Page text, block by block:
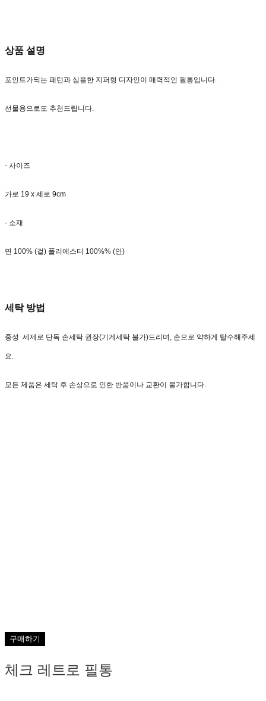
상품 설명
포인트가되는 패턴과 심플한 지퍼형 디자인이 매력적인 필통입니다.
선물용으로도 추천드립니다.
- 사이즈
가로 19 x 세로 9cm
- 소재
면 100% (겉) 폴리에스터 100%% (안)
세탁 방법
중성 세제로 단독 손세탁 권장(기계세탁 불가)드리며, 손으로 약하게 탈수해주세
요.
모든 제품은 세탁 후 손상으로 인한 반품이나 교환이 불가합니다.
구매하기
체크 레트로 필통